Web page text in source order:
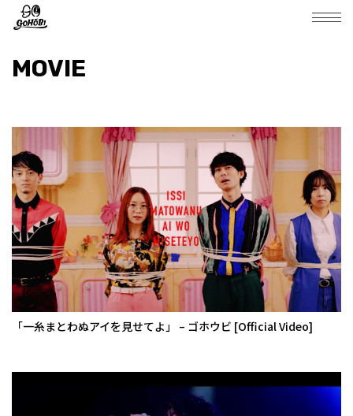
MOVIE
「一糸まとわぬアイを見せてよ」 – ゴホウビ [Official Video]